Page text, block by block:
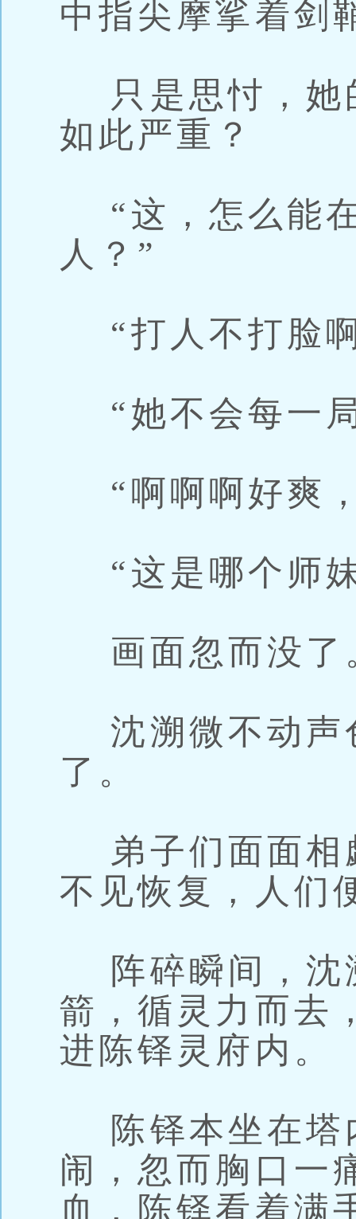
中指尖摩挲着剑
只是思忖，她
如此严重？
“这，怎么能
人？”
“打人不打脸
“她不会每一
“啊啊啊好爽
“这是哪个师
画面忽而没了
沈溯微不动声
了。
弟子们面面相
不见恢复，人们
阵碎瞬间，沈
箭，循灵力而去
进陈铎灵府内。
陈铎本坐在塔
闹，忽而胸口一
血，陈铎看着满